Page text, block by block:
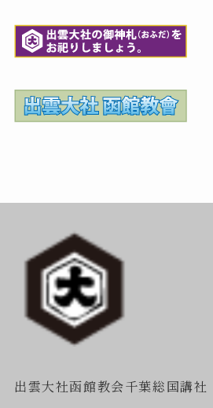
出雲大社函館教会千葉総国講社